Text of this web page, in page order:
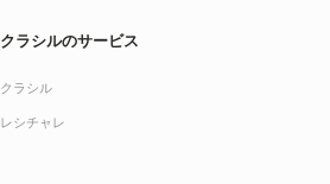
クラシルのサービス
クラシル
レシチャレ